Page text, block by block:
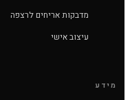
מדבקות אריחים לרצפה
עיצוב אישי
מידע